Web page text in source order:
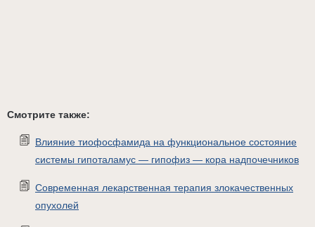
Смотрите также:
Влияние тиофосфамида на функциональное состояние
системы гипоталамус — гипофиз — кора надпочечников
Современная лекарственная терапия злокачественных
опухолей